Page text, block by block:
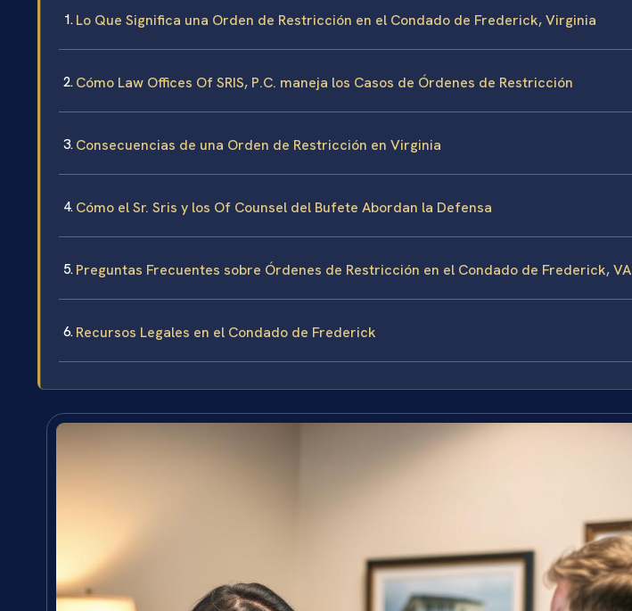
Lo Que Significa una Orden de Restricción en el Condado de Frederick, Virginia
Cómo Law Offices Of SRIS, P.C. maneja los Casos de Órdenes de Restricción
Consecuencias de una Orden de Restricción en Virginia
Cómo el Sr. Sris y los Of Counsel del Bufete Abordan la Defensa
Preguntas Frecuentes sobre Órdenes de Restricción en el Condado de Frederick, VA
Recursos Legales en el Condado de Frederick